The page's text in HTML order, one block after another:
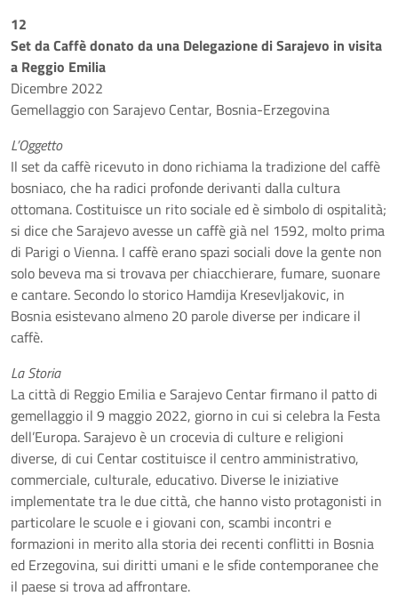
12
Set da Caffè donato da una Delegazione di Sarajevo in visita
a Reggio Emilia
Dicembre 2022
Gemellaggio con Sarajevo Centar, Bosnia-Erzegovina
L’Oggetto
Il set da caffè ricevuto in dono richiama la tradizione del caffè
bosniaco, che ha radici profonde derivanti dalla cultura
ottomana. Costituisce un rito sociale ed è simbolo di ospitalità;
si dice che Sarajevo avesse un caffè già nel 1592, molto prima
di Parigi o Vienna. I caffè erano spazi sociali dove la gente non
solo beveva ma si trovava per chiacchierare, fumare, suonare
e cantare. Secondo lo storico Hamdija Kresevljakovic, in
Bosnia esistevano almeno 20 parole diverse per indicare il
caffè.
La Storia
La città di Reggio Emilia e Sarajevo Centar firmano il patto di
gemellaggio il 9 maggio 2022, giorno in cui si celebra la Festa
dell’Europa. Sarajevo è un crocevia di culture e religioni
diverse, di cui Centar costituisce il centro amministrativo,
commerciale, culturale, educativo. Diverse le iniziative
implementate tra le due città, che hanno visto protagonisti in
particolare le scuole e i giovani con, scambi incontri e
formazioni in merito alla storia dei recenti conflitti in Bosnia
ed Erzegovina, sui diritti umani e le sfide contemporanee che
il paese si trova ad affrontare.